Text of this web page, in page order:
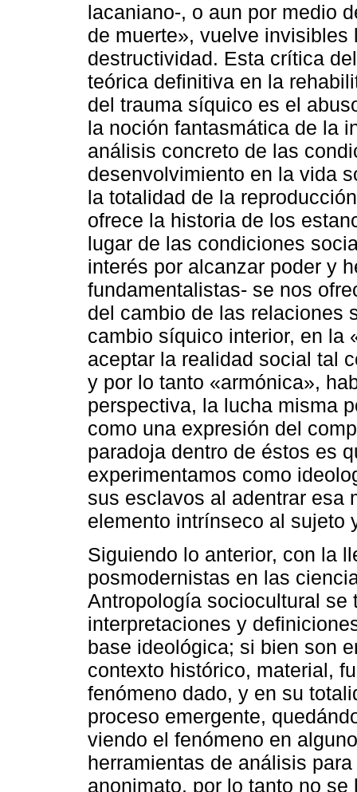
lacaniano-, o aun por medio
de muerte», vuelve
destructividad. Esta crítica
teórica definitiva en la
del trauma síquico es el
la noción fantasmática de la
análisis concreto de las
desenvolvimiento en la vida
la totalidad de la
ofrece la historia de los
lugar de las condiciones
interés por alcanzar poder y
fundamentalistas- se nos
del cambio de las relaciones
cambio síquico interior, en la
aceptar la realidad social tal
y por lo tanto «armónica»,
perspectiva, la lucha misma
como una expresión del
paradoja dentro de éstos es
experimentamos como
sus esclavos al adentrar esa
elemento intrínseco al sujeto
Siguiendo lo anterior, con la
posmodernistas en las
Antropología sociocultural se
interpretaciones y
base ideológica; si bien son
contexto histórico, material,
fenómeno dado, y en su
proceso emergente,
viendo el fenómeno en
herramientas de análisis
anonimato, por lo tanto no